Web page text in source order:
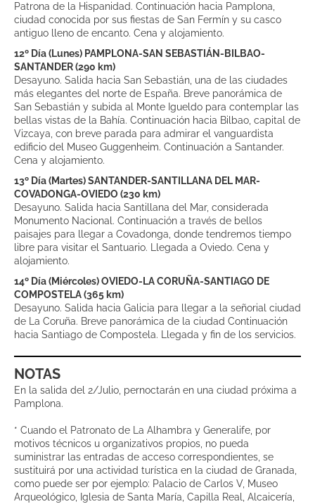
Patrona de la Hispanidad. Continuación hacia Pamplona,
ciudad conocida por sus fiestas de San Fermín y su casco
antiguo lleno de encanto. Cena y alojamiento.
12º Día (Lunes) PAMPLONA-SAN SEBASTIÁN-BILBAO-
SANTANDER (290 km)
Desayuno. Salida hacia San Sebastián, una de las ciudades
más elegantes del norte de España. Breve panorámica de
San Sebastián y subida al Monte Igueldo para contemplar las
bellas vistas de la Bahía. Continuación hacia Bilbao, capital de
Vizcaya, con breve parada para admirar el vanguardista
edificio del Museo Guggenheim. Continuación a Santander.
Cena y alojamiento.
13º Día (Martes) SANTANDER-SANTILLANA DEL MAR-
COVADONGA-OVIEDO (230 km)
Desayuno. Salida hacia Santillana del Mar, considerada
Monumento Nacional. Continuación a través de bellos
paisajes para llegar a Covadonga, donde tendremos tiempo
libre para visitar el Santuario. Llegada a Oviedo. Cena y
alojamiento.
14º Día (Miércoles) OVIEDO-LA CORUÑA-SANTIAGO DE
COMPOSTELA (365 km)
Desayuno. Salida hacia Galicia para llegar a la señorial ciudad
de La Coruña. Breve panorámica de la ciudad Continuación
hacia Santiago de Compostela. Llegada y fin de los servicios.
NOTAS
En la salida del 2/Julio, pernoctarán en una ciudad próxima a
Pamplona.
* Cuando el Patronato de La Alhambra y Generalife, por
motivos técnicos u organizativos propios, no pueda
suministrar las entradas de acceso correspondientes, se
sustituirá por una actividad turística en la ciudad de Granada,
como puede ser por ejemplo: Palacio de Carlos V, Museo
Arqueológico, Iglesia de Santa María, Capilla Real, Alcaicería,